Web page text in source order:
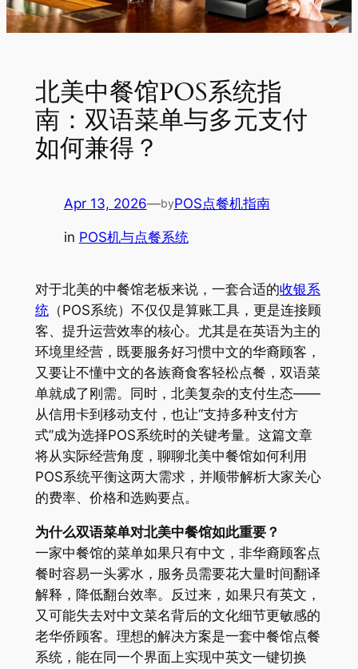
北美中餐馆POS系统指
南：双语菜单与多元支付
如何兼得？
Apr 13, 2026—byPOS点餐机指南
in POS机与点餐系统
对于北美的中餐馆老板来说，一套合适的收银系
统（POS系统）不仅仅是算账工具，更是连接顾
客、提升运营效率的核心。尤其是在英语为主的
环境里经营，既要服务好习惯中文的华裔顾客，
又要让不懂中文的各族裔食客轻松点餐，双语菜
单就成了刚需。同时，北美复杂的支付生态——
从信用卡到移动支付，也让“支持多种支付方
式”成为选择POS系统时的关键考量。这篇文章
将从实际经营角度，聊聊北美中餐馆如何利用
POS系统平衡这两大需求，并顺带解析大家关心
的费率、价格和选购要点。
为什么双语菜单对北美中餐馆如此重要？
一家中餐馆的菜单如果只有中文，非华裔顾客点
餐时容易一头雾水，服务员需要花大量时间翻译
解释，降低翻台效率。反过来，如果只有英文，
又可能失去对中文菜名背后的文化细节更敏感的
老华侨顾客。理想的解决方案是一套中餐馆点餐
系统，能在同一个界面上实现中英文一键切换